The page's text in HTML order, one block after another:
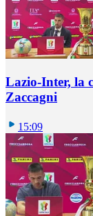
Lazio-Inter, la
Zaccagni
15:09